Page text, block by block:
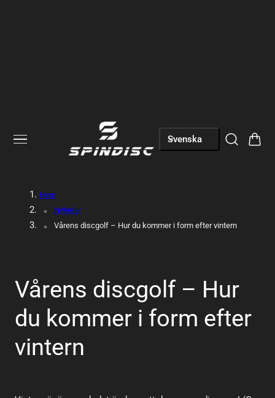
S
Svenska Vagn
Hem
Nyheter
Vårens discgolf – Hur du kommer i form efter vintern
Vårens discgolf – Hur
du kommer i form efter
vintern